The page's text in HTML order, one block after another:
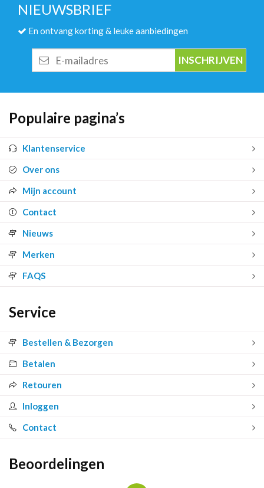
NIEUWSBRIEF
En ontvang korting & leuke aanbiedingen
mailadres
Populaire pagina’s
Klantenservice
Over ons
Mijn account
Contact
Nieuws
Merken
FAQS
Service
Bestellen & Bezorgen
Betalen
Retouren
Inloggen
Contact
Beoordelingen